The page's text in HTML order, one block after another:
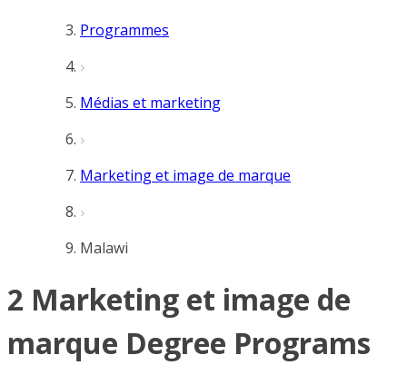
Programmes
Médias et marketing
Marketing et image de marque
Malawi
2 Marketing et image de
marque Degree Programs